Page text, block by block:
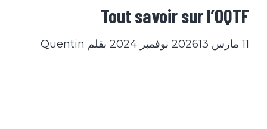
Tout savoir sur l’OQTF
11 مارس 2026 13 نوفمبر 2024 بقلم Quentin